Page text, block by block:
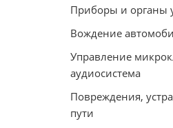
Приборы и органы
Вождение
Управление
аудиосистема
Повреждения,
пути